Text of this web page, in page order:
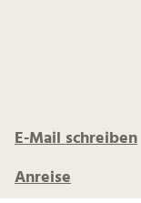
E-Mail schreiben
Anreise